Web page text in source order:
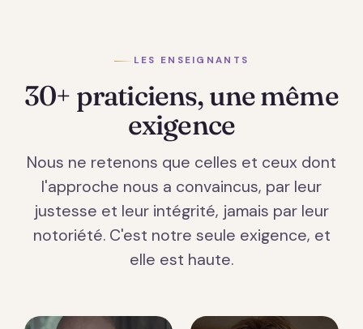
LES ENSEIGNANTS
30+ praticiens, une même
exigence
Nous ne retenons que celles et ceux dont
l'approche nous a convaincus, par leur
justesse et leur intégrité, jamais par leur
notoriété. C'est notre seule exigence, et
elle est haute.